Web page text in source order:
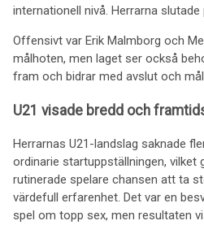
internationell nivå. Herrarna slutade
Offensivt var Erik Malmborg och
målhoten, men laget ser också
fram och bidrar med avslut och
U21 visade bredd och
Herrarnas U21-landslag saknade
ordinarie startuppställningen, vilket
rutinerade spelare chansen att ta
värdefull erfarenhet. Det var en
spel om topp sex, men resultaten